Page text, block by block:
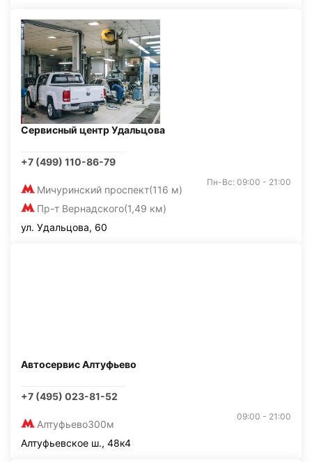
Сервисный центр Удальцова
+7 (499) 110-86-79
Мичуринский проспект(116 м)
Пр-т Вернадского(1,49 км)
Пн-Вс: 09:00 - 21:00
ул. Удальцова, 60
Автосервис Алтуфьево
+7 (495) 023-81-52
Алтуфьево300м
09:00 - 21:00
Алтуфьевское ш., 48к4